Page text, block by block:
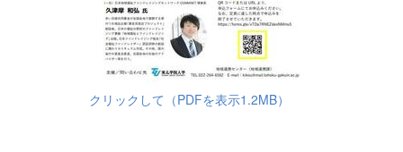
クリックして（PDFを表示1.2MB）